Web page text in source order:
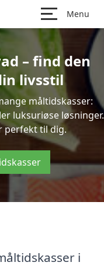
Menu
– find den
livsstil
måltidskasser:
luksuriøse løsninger.
perfekt til dig.
i